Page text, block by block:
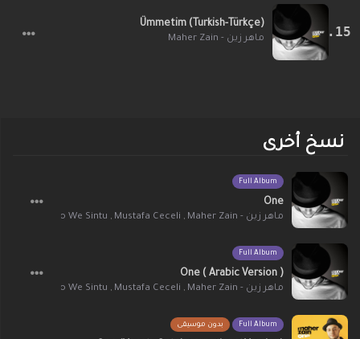
Ümmetim (Turkish-Türkçe)
ماهر زين - Maher Zain
نسخ أخرى
Full Album
One
ماهر زين - Maher Zain ,
Mustafa Ceceli
,
Amakhono We Sintu
Full Album
One ( Arabic Version )
ماهر زين - Maher Zain ,
Mustafa Ceceli
,
Amakhono We Sintu
Full Album بدون موسيقى